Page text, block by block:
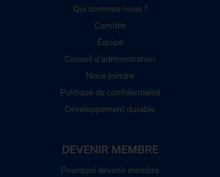
Qui sommes-nous ?
Comités
Équipe
Conseil d'administration
Nous joindre
Politique de confidentialité
Développement durable
DEVENIR MEMBRE
Pourquoi devenir membre